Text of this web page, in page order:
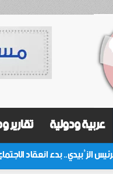
عربية ودولية تقارير